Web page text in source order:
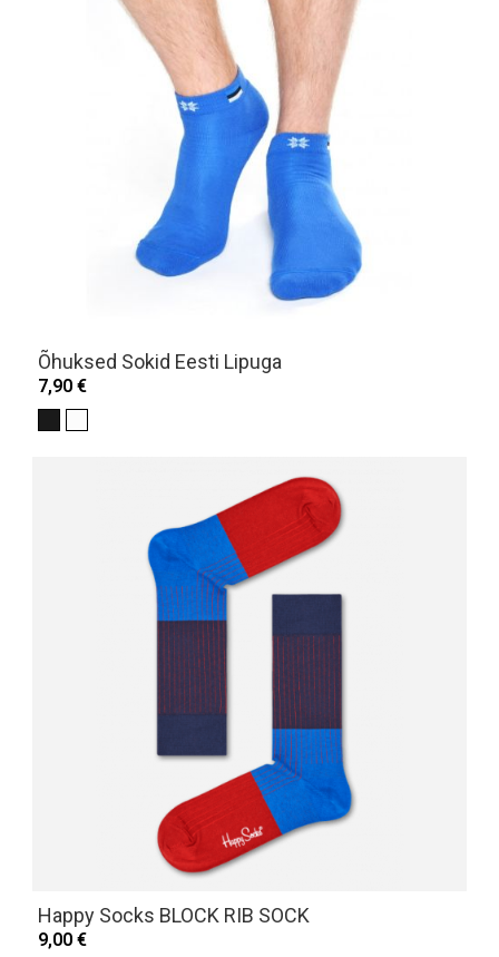
Õhuksed Sokid Eesti Lipuga
7,90 €
Happy Socks BLOCK RIB SOCK
9,00 €